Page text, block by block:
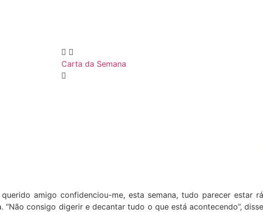
Carta da Semana
querido amigo confidenciou-me, esta semana, tudo parecer estar
“Não consigo digerir e decantar tudo o que está acontecendo”,